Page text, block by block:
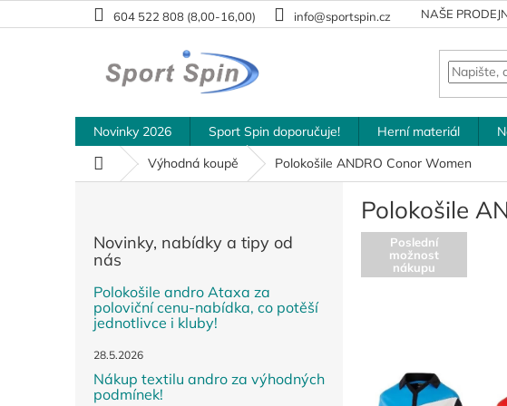
na
604 522 808 (8,00-16,00) info@sportspin.cz NAŠE
Novinky 2026 Sport Spin doporučuje! Herní materiál
Domů Výhodná koupě Polokošile ANDRO Conor Women
Novinky, nabídky a tipy od
nás
Polokošile andro Ataxa za
poloviční cenu-nabídka, co potěší
jednotlivce i kluby!
28.5.2026
Nákup textilu andro za výhodných
podmínek!
Polokošile
Poslední
možnost
nákupu